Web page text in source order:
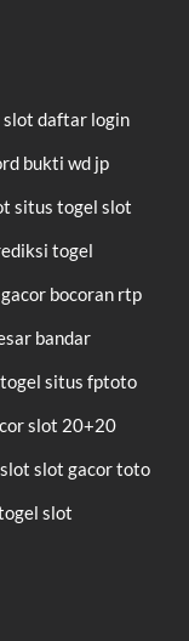
slotdaftar login
bukti wd jp
situs togelslot
togel
bocoran rtp
bandar
togelsitus fptoto
slot 20+20
slotslot gacortoto
slot